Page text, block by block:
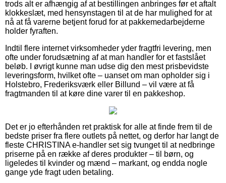
trods alt er afhængig af at bestillingen anbringes før et aftalt
klokkeslæt, med hensynstagen til at de har mulighed for at
nå at få varerne betjent forud for at pakkemedarbejderne
holder fyraften.
Indtil flere internet virksomheder yder fragtfri levering, men
ofte under forudsætning af at man handler for et fastslået
beløb. I øvrigt kunne man udse dig den mest prisbevidste
leveringsform, hvilket ofte – uanset om man opholder sig i
Holstebro, Frederiksværk eller Billund – vil være at få
fragtmanden til at køre dine varer til en pakkeshop.
Det er jo efterhånden ret praktisk for alle at finde frem til de
bedste priser fra flere outlets på nettet, og derfor har langt de
fleste CHRISTINA e-handler set sig tvunget til at nedbringe
priserne på en række af deres produkter – til børn, og
ligeledes til kvinder og mænd – markant, og endda nogle
gange yde fragt uden betaling.